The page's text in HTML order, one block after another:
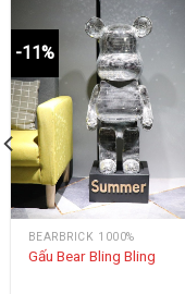
-11%
BEARBRICK 1000%
Gấu Bear Bling Bling